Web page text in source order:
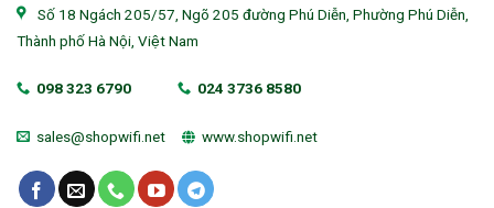
Số 18 Ngách 205/57, Ngõ 205 đường Phú Diễn, Phường Phú Diễn,
Thành phố Hà Nội, Việt Nam
098 323 6790 024 3736 8580
sales@shopwifi.net www.shopwifi.net